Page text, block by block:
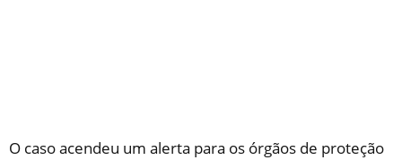
O caso acendeu um alerta para os órgãos de proteção